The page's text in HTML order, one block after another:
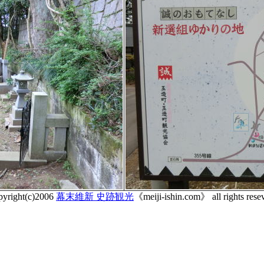
幕末維新 史跡観光 《meiji-ishin.com》 all rights